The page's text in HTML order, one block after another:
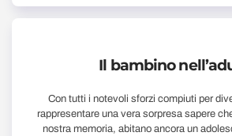
Il bambino
Con tutti i notevoli sforzi compiuti per
rappresentare una vera sorpresa sapere
nostra memoria, abitano ancora un